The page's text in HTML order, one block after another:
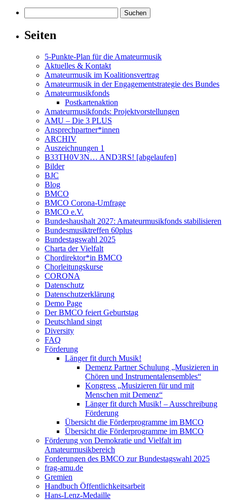
nach:
Seiten
5-Punkte-Plan für die Amateurmusik
Aktuelles & Kontakt
Amateurmusik im Koalitionsvertrag
Amateurmusik in der Engagementstrategie des Bundes
Amateurmusikfonds
Postkartenaktion
Amateurmusikfonds: Projektvorstellungen
AMU – Die 3 PLUS
Ansprechpartner*innen
ARCHIV
Auszeichnungen 1
B33TH0V3N… AND3RS! [abgelaufen]
Bilder
BJC
Blog
BMCO
BMCO Corona-Umfrage
BMCO e.V.
Bundeshaushalt 2027: Amateurmusikfonds stabilisieren
Bundesmusiktreffen 60plus
Bundestagswahl 2025
Charta der Vielfalt
Chordirektor*in BMCO
Chorleitungskurse
CORONA
Datenschutz
Datenschutzerklärung
Demo Page
Der BMCO feiert Geburtstag
Deutschland singt
Diversity
FAQ
Förderung
Länger fit durch Musik!
Demenz Partner Schulung „Musizieren in
Chören und Instrumentalensembles“
Kongress „Musizieren für und mit
Menschen mit Demenz“
Länger fit durch Musik! – Ausschreibung
Förderung
Übersicht die Förderprogramme im BMCO
Übersicht die Förderprogramme im BMCO
Förderung von Demokratie und Vielfalt im
Amateurmusikbereich
Forderungen des BMCO zur Bundestagswahl 2025
frag-amu.de
Gremien
Handbuch Öffentlichkeitsarbeit
Hans-Lenz-Medaille